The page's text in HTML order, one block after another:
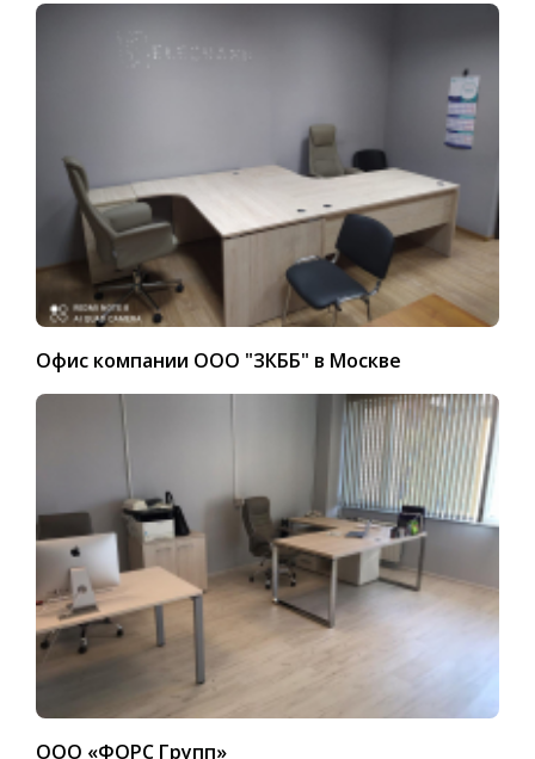
Офис компании ООО "ЗКББ" в Москве
ООО «ФОРС Групп»